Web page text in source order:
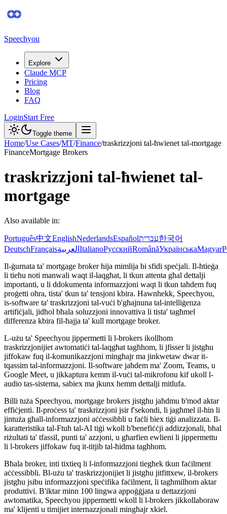
Speechyou
Explore
Claude MCP
Pricing
Blog
FAQ
LoginStart Free
Toggle theme
Home/Use Cases/MT/Finance/traskrizzjoni tal-ħwienet tal-mortgage
FinanceMortgage Brokers
traskrizzjoni tal-ħwienet tal-
mortgage
Also available in:
Português中文EnglishNederlandsEspañolעברית한국어
DeutschFrançaisالعربية ItalianoРусскийRomânăУкраїнськаMagyar
Il-ġurnata ta' mortgage broker hija mimlija bi sfidi speċjali. Il-ħtieġa
li tieħu noti manwali waqt il-laqgħat, li tkun attenta għal dettalji
importanti, u li ddokumenta informazzjoni waqt li tkun taħdem fuq
proġetti oħra, tista' tkun ta' tensjoni kbira. Hawnhekk, Speechyou,
is-software ta' traskrizzjoni tal-vuċi b'għajnuna tal-intelliġenza
artifiċjali, jidħol bħala soluzzjoni innovattiva li tista' tagħmel
differenza kbira fil-ħajja ta' kull mortgage broker.
L-użu ta' Speechyou jippermetti li l-brokers ikollhom
traskrizzjonijiet awtomatiċi tal-laqgħat tagħhom, li jfisser li jistgħu
jiffokaw fuq il-komunikazzjoni mingħajr ma jinkwetaw dwar it-
tqassim tal-informazzjoni. Il-software jaħdem ma' Zoom, Teams, u
Google Meet, u jikkaptura kemm il-vuċi tal-mikrofonu kif ukoll l-
audio tas-sistema, sabiex ma jkunx hemm dettalji mitlufa.
Billi tuża Speechyou, mortgage brokers jistgħu jaħdmu b'mod aktar
effiċjenti. Il-proċess ta' traskrizzjoni jsir f'sekondi, li jagħmel il-ħin li
jintuża għall-informazzjoni aċċessibbli u faċli biex tiġi analizzata. Il-
karatteristika tal-Ftuħ tal-AI tiġi wkoll b'benefiċċji addizzjonali, bħal
riżultati ta' tfassil, punti ta' azzjoni, u għarfien ewlieni li jippermettu
li l-brokers jiffokaw fuq it-titjib tal-ħidma tagħhom.
Bħala broker, inti tixtieq li l-informazzjoni tiegħek tkun faċilment
aċċessibbli. Bl-użu ta' traskrizzjonijiet li jistgħu jitfittxew, il-brokers
jistgħu jsibu informazzjoni speċifika faċilment, li tagħmilhom aktar
produttivi. B'iktar minn 100 lingwa appoġġjata u dettazzjoni
awtomatika, Speechyou jippermetti wkoll li l-brokers jikkollaboraw
ma' klijenti u timijiet internazzjonali mingħajr xkiel.